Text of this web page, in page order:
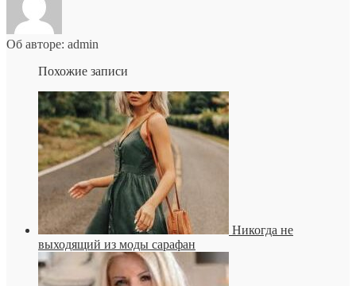
Об авторе: admin
Похожие записи
Никогда не
выходящий из моды сарафан